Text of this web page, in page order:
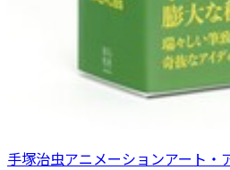
手塚治虫アニメーションアート・